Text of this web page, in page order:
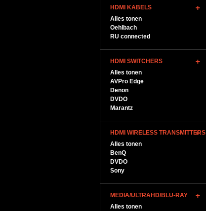
HDMI KABELS
Alles tonen
Oehlbach
RU connected
HDMI SWITCHERS
Alles tonen
AVPro Edge
Denon
DVDO
Marantz
HDMI WIRELESS TRANSMITTERS
Alles tonen
BenQ
DVDO
Sony
MEDIA/ULTRAHD/BLU-RAY
Alles tonen